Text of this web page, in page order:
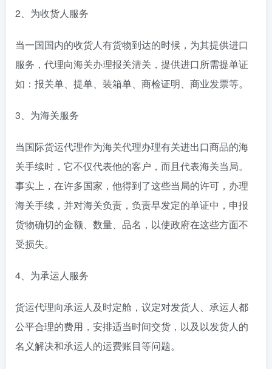
2、为收货人服务
当一国国内的收货人有货物到达的时候，为其提供进口
服务，代理向海关办理报关清关，提供进口所需提单证
如：报关单、提单、装箱单、商检证明、商业发票等。
3、为海关服务
当国际货运代理作为海关代理办理有关进出口商品的海
关手续时，它不仅代表他的客户，而且代表海关当局。
事实上，在许多国家，他得到了这些当局的许可，办理
海关手续，并对海关负责，负责早发定的单证中，申报
货物确切的金额、数量、品名，以使政府在这些方面不
受损失。
4、为承运人服务
货运代理向承运人及时定舱，议定对发货人、承运人都
公平合理的费用，安排适当时间交货，以及以发货人的
名义解决和承运人的运费账目等问题。